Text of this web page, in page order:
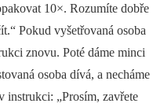
10×. Rozumíte dobře
Pokud vyšetřovaná osoba
znovu. Poté dáme minci
osoba dívá, a necháme
instrukci: „Prosím, zavřete